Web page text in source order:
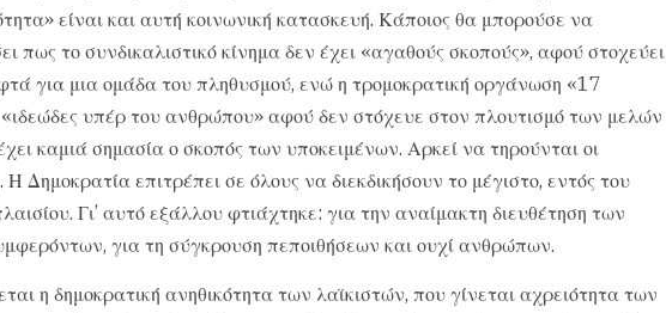
είναι και αυτή κοινωνική κατασκευή. Κάποιος θα μπορούσε να
πως το συνδικαλιστικό κίνημα δεν έχει «αγαθούς σκοπούς», αφού στοχεύει
για μια ομάδα του πληθυσμού, ενώ η τρομοκρατική οργάνωση «17
υπέρ του ανθρώπου» αφού δεν στόχευε στον πλουτισμό των μελών
καμιά σημασία ο σκοπός των υποκειμένων. Αρκεί να τηρούνται οι
Δημοκρατία επιτρέπει σε όλους να διεκδικήσουν το μέγιστο, εντός του
Γι’ αυτό εξάλλου φτιάχτηκε: για την αναίμακτη διευθέτηση των
για τη σύγκρουση πεποιθήσεων και ουχί ανθρώπων.
η δημοκρατική ανηθικότητα των λαϊκιστών, που γίνεται αχρειότητα των